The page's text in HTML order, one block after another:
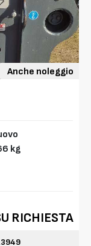
Anche noleggio
kg
RICHIESTA